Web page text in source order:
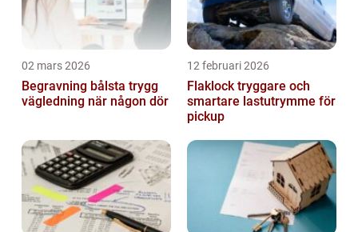
02 mars 2026
Begravning bålsta trygg
vägledning när någon dör
12 februari 2026
Flaklock tryggare och
smartare lastutrymme för
pickup